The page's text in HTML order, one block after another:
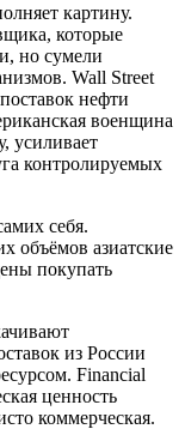
картину.
которые
но сумели
Wall Street
нефти
военщина
усиливает
контролируемых
себя.
объёмов азиатские
покупать
из России
Financial
ценность
коммерческая.